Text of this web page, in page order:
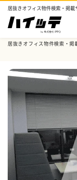
居抜きオフィス物件検索・掲載
居抜きオフィス物件検索・掲